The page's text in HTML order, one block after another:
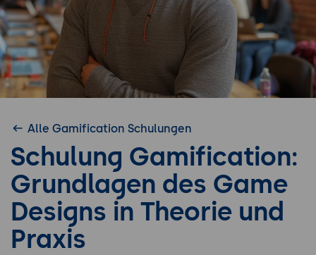
Alle Gamification Schulungen
Schulung Gamification:
Grundlagen des Game
Designs in Theorie und
Praxis